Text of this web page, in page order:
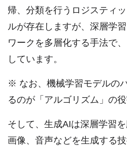
帰、分類を行うロジスティ
ルが存在しますが、深層学
ワークを多層化する手法で
しています。
※ なお、機械学習モデルの
るのが「アルゴリズム」の役
そして、生成AIは深層学習
画像、音声などを生成する